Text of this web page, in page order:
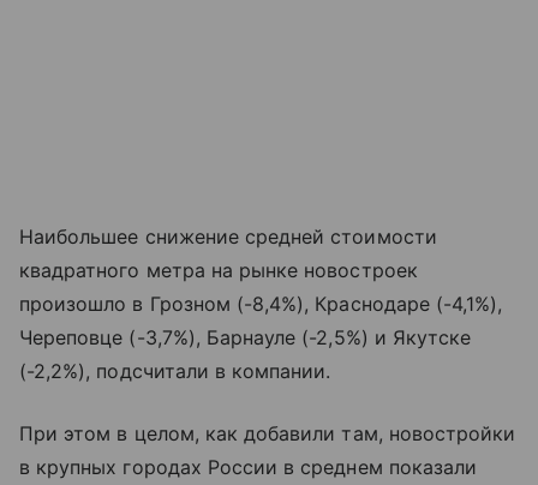
Наибольшее снижение средней стоимости
квадратного метра на рынке новостроек
произошло в Грозном (-8,4%), Краснодаре (-4,1%),
Череповце (-3,7%), Барнауле (-2,5%) и Якутске
(-2,2%), подсчитали в компании.
При этом в целом, как добавили там, новостройки
в крупных городах России в среднем показали